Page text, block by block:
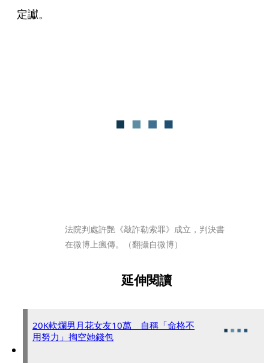
定讞。
法院判處許艷《敲詐勒索罪》成立，判決書
在微博上瘋傳。（翻攝自微博）
延伸閱讀
20K軟爛男月花女友10萬 自稱「命格不
用努力」掏空她錢包